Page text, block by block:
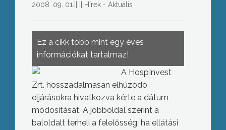
2008. 09. 01. Hírek - Aktuális
Ez a cikk több mint egy éves
információkat tartalmaz!
A HospInvest
Zrt. hosszadalmasan elhúzódó
eljárásokra hivatkozva kérte a dátum
módosítását. A jobboldal szerint a
baloldalt terheli a felelősség, ha ellátási